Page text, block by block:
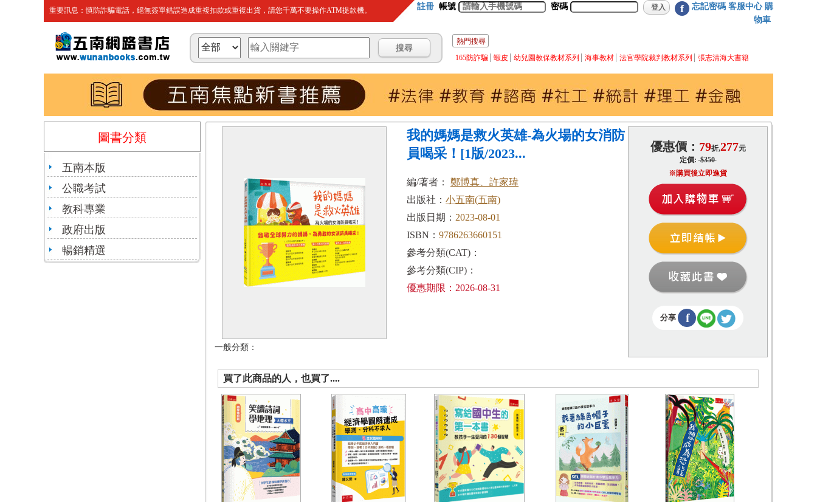
重要訊息：慎防詐騙電話，絕無簽單錯誤造成重複扣款或重複出貨，請您千萬不要操作ATM提款機。 註冊 帳號 密碼 f 忘記密碼 客服中心 購
物車
熱門搜尋
165防詐騙
蝦皮 幼兒園教保教材系列 海事教材 法官學院裁判教材系列 張志清海大書籍
圖書分類
五南本版
公職考試
教科專業
政府出版
暢銷精選
一般分類：
我的媽媽是救火英雄-為火場的女消防
員喝采！[1版/2023...
編/著者： 鄭博真、許家瑋
出版社： 小五南(五南)
出版日期： 2023-08-01
ISBN： 9786263660151
參考分類(CAT)：
參考分類(CIP)：
優惠期限：2026-08-31
優惠價： 79折,277元
定價:$350
※購買後立即進貨
分享 f
買了此商品的人，也買了....